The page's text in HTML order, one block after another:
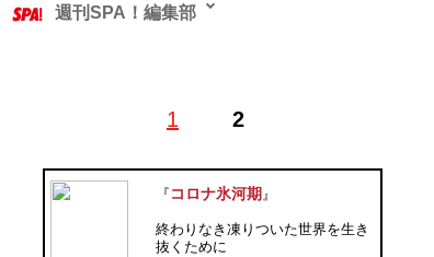
1 2
週刊SPA！編集部
『 コロナ氷河期 』
終わりなき凍りついた世界を生き
抜くために